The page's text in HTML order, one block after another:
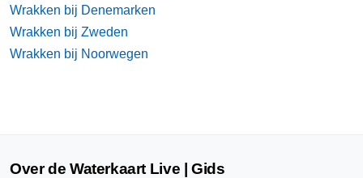
Wrakken bij Denemarken
Wrakken bij Zweden
Wrakken bij Noorwegen
Over de Waterkaart Live | Gids